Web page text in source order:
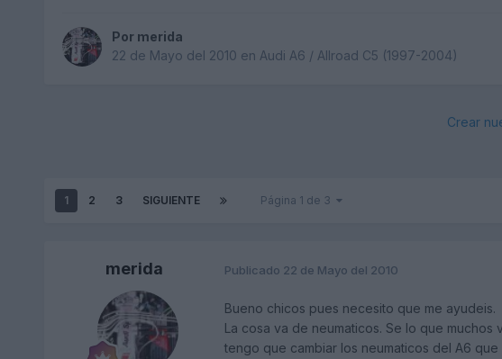
Por merida
22 de Mayo del 2010 en Audi A6 / Allroad C5 (1997-2004)
Crear
1 2 3 SIGUIENTE Página 1 de 3
merida Publicado 22 de Mayo del 2010
Bueno chicos pues necesito que me ayudeis.
La cosa va de neumaticos. Se lo que
tengo que cambiar los neumaticos del A6 que